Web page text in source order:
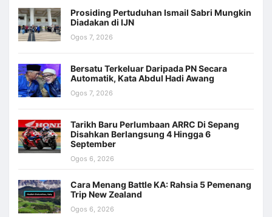
Prosiding Pertuduhan Ismail Sabri Mungkin
Diadakan di IJN
Ogos 7, 2026
Bersatu Terkeluar Daripada PN Secara
Automatik, Kata Abdul Hadi Awang
Ogos 7, 2026
Tarikh Baru Perlumbaan ARRC Di Sepang
Disahkan Berlangsung 4 Hingga 6
September
Ogos 6, 2026
Cara Menang Battle KA: Rahsia 5 Pemenang
Trip New Zealand
Ogos 6, 2026